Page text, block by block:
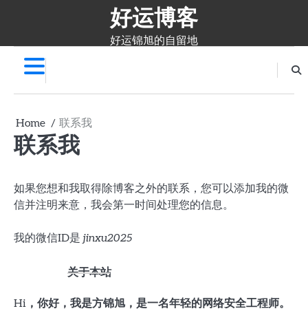
好运博客
好运锦旭的自留地
Home 联系我
联系我
如果您想和我取得除博客之外的联系，您可以添加我的微
信并注明来意，我会第一时间处理您的信息。
我的微信ID是 jinxu2025
关于本站
Hi，你好，我是方锦旭，是一名年轻的网络安全工程师。